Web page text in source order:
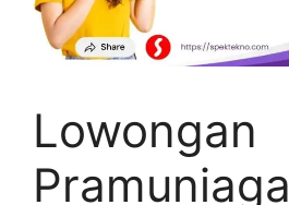
Lowongan
Pramuniaga